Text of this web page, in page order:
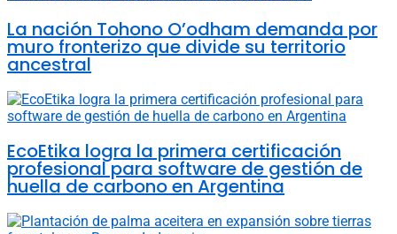
La nación Tohono O’odham demanda por
muro fronterizo que divide su territorio
ancestral
EcoEtika logra la primera certificación
profesional para software de gestión de
huella de carbono en Argentina